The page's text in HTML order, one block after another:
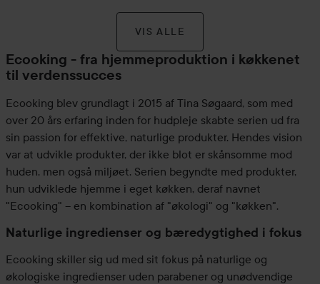
VIS ALLE
Ecooking - fra hjemmeproduktion i køkkenet
til verdenssucces
Ecooking blev grundlagt i 2015 af Tina Søgaard, som med
over 20 års erfaring inden for hudpleje skabte serien ud fra
sin passion for effektive, naturlige produkter. Hendes vision
var at udvikle produkter, der ikke blot er skånsomme mod
huden, men også miljøet. Serien begyndte med produkter,
hun udviklede hjemme i eget køkken, deraf navnet
"Ecooking" – en kombination af "økologi" og "køkken".
Naturlige ingredienser og bæredygtighed i fokus
Ecooking skiller sig ud med sit fokus på naturlige og
økologiske ingredienser uden parabener og unødvendige